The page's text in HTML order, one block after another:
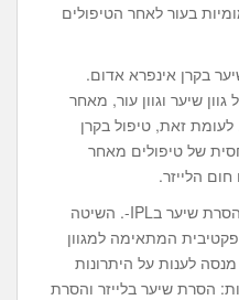
בעור לאחר הטיפולים
בקרן אינפרא אדום.
שיער וגוון עור, מאחר
זאת, טיפול בקרן
של טיפולים מאחר
הלייזר.
שיטת נוספת להסרת שיער הינה הסרת שיער בIPL-. השיטה
המתאימה למגוון
מנסה לענות על היתרונות
הסרת שיער בלייזר והסרת